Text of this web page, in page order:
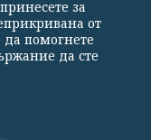
ЕООД, София, ул. "Алеко
„Клуб Зебра Медия“
от www.clubz.bg без
път, съгласно
за
от
помогнете
да сте